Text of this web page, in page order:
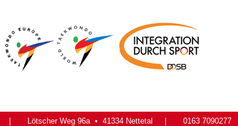
Lötscher Weg 96a • 41334 Nettetal 0163 7090277